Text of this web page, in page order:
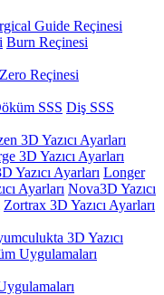
Guide Reçinesi
Burn Reçinesi
Zero Reçinesi
SSS Diş SSS
3D Yazıcı Ayarları
3D Yazıcı Ayarları
Yazıcı Ayarları Longer
Ayarları Nova3D Yazıcı
Zortrax 3D Yazıcı Ayarları
3D Yazıcı
Uygulamaları